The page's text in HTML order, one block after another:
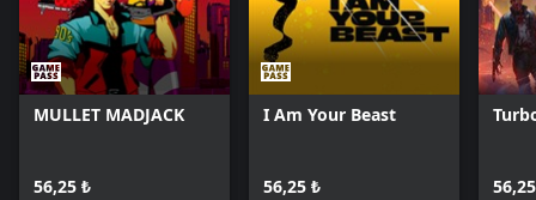
MULLET MADJACK
56,25 ₺
I Am Your Beast
56,25 ₺